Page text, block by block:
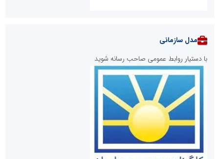
روابط عمومی خبرگزاری گزارش خبر
مدل سازمانی
با دستیار روابط عمومی صاحب رسانه شوید